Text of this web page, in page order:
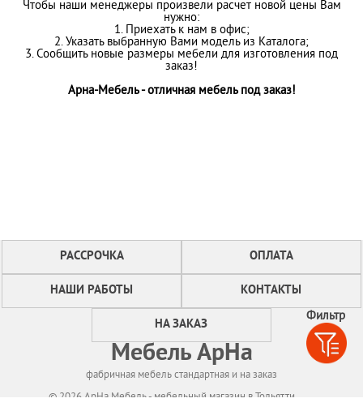
Фильтр
Чтобы наши менеджеры произвели расчет новой цены Вам
нужно:
1. Приехать к нам в офис;
2. Указать выбранную Вами модель из Каталога;
3. Сообщить новые размеры мебели для изготовления под
заказ!
Арна-Мебель - отличная мебель под заказ!
РАССРОЧКА ОПЛАТА
НАШИ РАБОТЫ КОНТАКТЫ
НА ЗАКАЗ
Мебель АрНа
фабричная мебель стандартная и на заказ
© 2026 АрНа Мебель - мебельный магазин в Тольятти